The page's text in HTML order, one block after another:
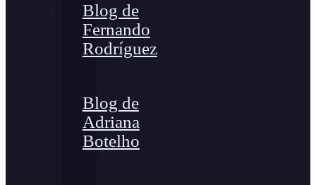
Blog de
Fernando
Rodríguez
Blog de
Adriana
Botelho